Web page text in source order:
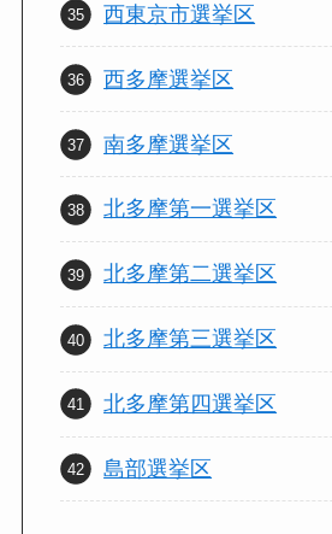
西東京市選挙区
西多摩選挙区
南多摩選挙区
北多摩第一選挙区
北多摩第二選挙区
北多摩第三選挙区
北多摩第四選挙区
島部選挙区